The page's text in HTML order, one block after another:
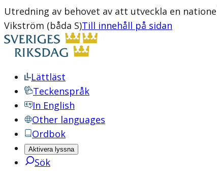
Utredning av behovet av att utveckla en
Vikström (båda S)Till innehåll på sidan
Lättläst
Teckenspråk
In English
Other languages
Ordbok
Aktivera lyssna
Sök